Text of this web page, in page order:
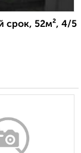
срок, 52м², 4/5